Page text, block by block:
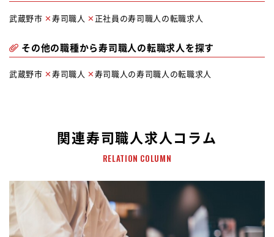
武蔵野市 寿司職人 正社員の寿司職人の転職求人
その他の職種から寿司職人の転職求人を探す
武蔵野市 寿司職人 寿司職人の寿司職人の転職求人
関連寿司職人求人コラム
RELATION COLUMN